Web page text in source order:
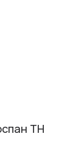
ТН